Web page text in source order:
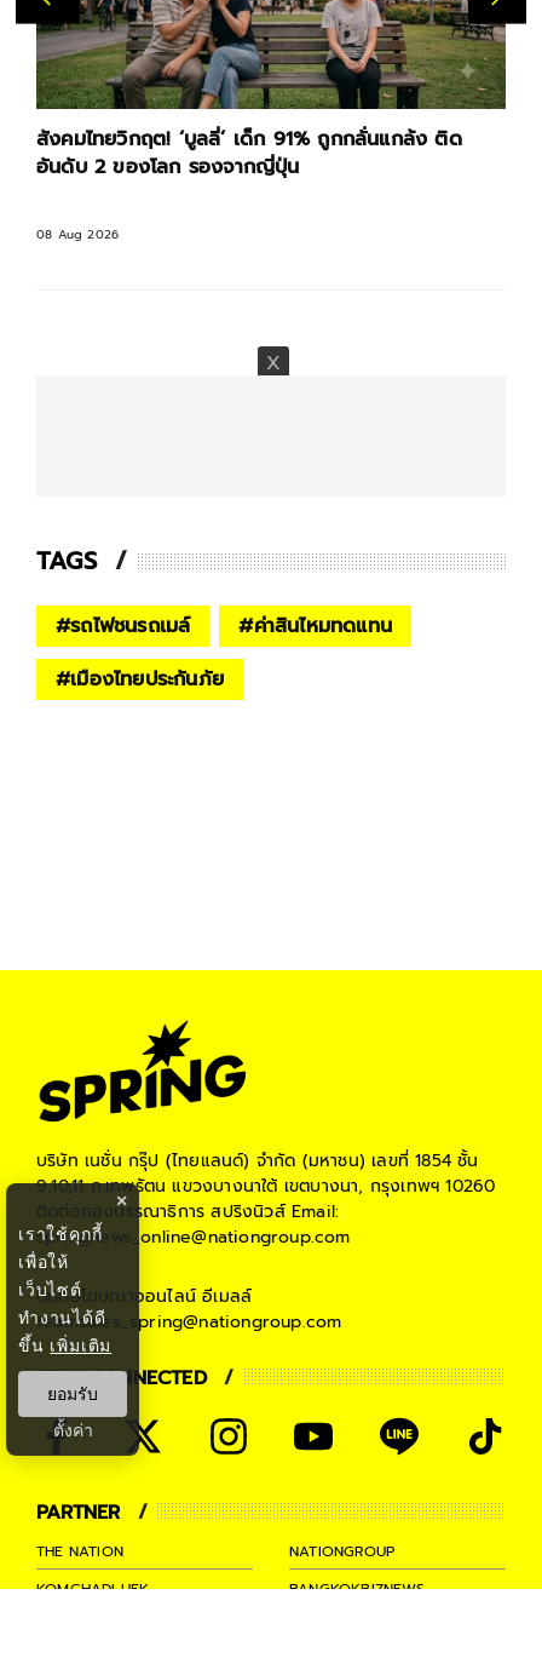
สังคมไทยวิกฤต! ‘บูลลี่’ เด็ก 91% ถูกกลั่นแกล้ง ติด
อันดับ 2 ของโลก รองจากญี่ปุ่น
08 Aug 2026
TAGS
#รถไฟชนรถเมล์ #ค่าสินไหมทดแทน
#เมืองไทยประกันภัย
บริษัท เนชั่น กรุ๊ป (ไทยแลนด์) จำกัด (มหาชน) เลขที่ 1854 ชั้น
9,10,11 ถ.เทพรัตน แขวงบางนาใต้ เขตบางนา, กรุงเทพฯ 10260
ติดต่อกองบรรณาธิการ สปริงนิวส์Email:
springnews_online@nationgroup.com
ติดต่อโฆษณาออนไลน์ อีเมลล์
teamsales_spring@nationgroup.com
STAY CONNECTED
PARTNER
THE NATION
NATIONGROUP
KOMCHADLUEK
BANGKOKBIZNEWS
×
เราใช้คุกกี้
เพื่อให้
เว็บไซต์
ทำงานได้ดี
ขึ้น เพิ่มเติม
ยอมรับ
ตั้งค่า